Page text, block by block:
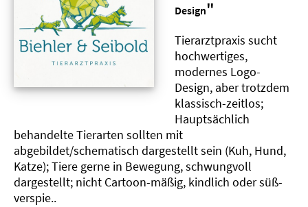
Design"
Tierarztpraxis sucht
hochwertiges,
modernes Logo-
Design, aber trotzdem
klassisch-zeitlos;
Hauptsächlich
behandelte Tierarten sollten mit
abgebildet/schematisch dargestellt sein (Kuh, Hund,
Katze); Tiere gerne in Bewegung, schwungvoll
dargestellt; nicht Cartoon-mäßig, kindlich oder süß-
verspie..